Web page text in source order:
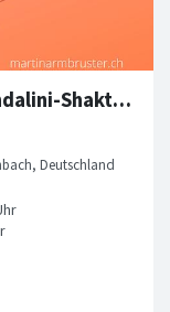
Bad Grönenbach: Workshop Kundalini-Shakti (16.09 & 17.09)
Deutschland